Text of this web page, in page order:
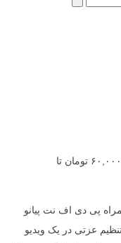
محدوده قیمت: ۶۰,۰۰۰ تومان تا
پی دی اف نت پیانو
عزتی در یک ویدیو